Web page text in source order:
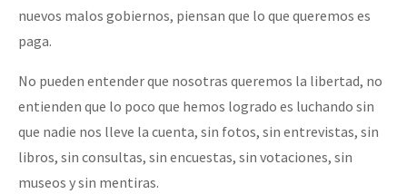
nuevos malos gobiernos, piensan que lo que queremos es
paga.
No pueden entender que nosotras queremos la libertad, no
entienden que lo poco que hemos logrado es luchando sin
que nadie nos lleve la cuenta, sin fotos, sin entrevistas, sin
libros, sin consultas, sin encuestas, sin votaciones, sin
museos y sin mentiras.